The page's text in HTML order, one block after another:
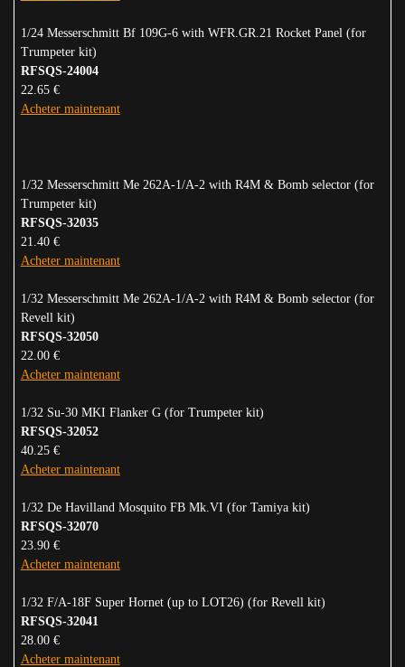
1/24 Messerschmitt Bf 109G-6 with WFR.GR.21 Rocket Panel (for
Trumpeter kit)
RFSQS-24004
22.65 €
Acheter maintenant
1/32 Messerschmitt Me 262A-1/A-2 with R4M & Bomb selector (for
Trumpeter kit)
RFSQS-32035
21.40 €
Acheter maintenant
1/32 Messerschmitt Me 262A-1/A-2 with R4M & Bomb selector (for
Revell kit)
RFSQS-32050
22.00 €
Acheter maintenant
1/32 Su-30 MKI Flanker G (for Trumpeter kit)
RFSQS-32052
40.25 €
Acheter maintenant
1/32 De Havilland Mosquito FB Mk.VI (for Tamiya kit)
RFSQS-32070
23.90 €
Acheter maintenant
1/32 F/A-18F Super Hornet (up to LOT26) (for Revell kit)
RFSQS-32041
28.00 €
Acheter maintenant